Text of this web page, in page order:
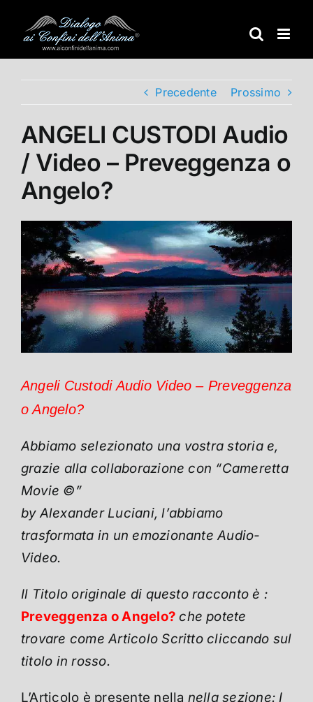
contenuto
Precedente Prossimo
ANGELI CUSTODI Audio
/ Video – Preveggenza o
Angelo?
Angeli Custodi Audio Video – Preveggenza
o Angelo?
Abbiamo selezionato una vostra storia e,
grazie alla collaborazione con “Cameretta
Movie ©”
by Alexander Luciani, l’abbiamo
trasformata in un emozionante Audio-
Video.
Il Titolo originale di questo racconto è :
Preveggenza o Angelo? che potete
trovare come Articolo Scritto cliccando sul
titolo in rosso.
L’Articolo è presente nella nella sezione: I